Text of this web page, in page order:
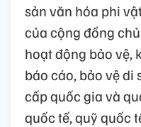
sản văn hóa phi
của cộng đồng
hoạt động bảo vệ,
báo cáo, bảo vệ di
cấp quốc gia và
quốc tế, quỹ quốc